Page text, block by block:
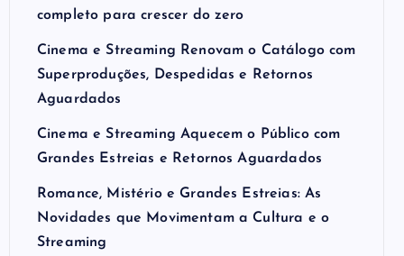
completo para crescer do zero
Cinema e Streaming Renovam o Catálogo com
Superproduções, Despedidas e Retornos
Aguardados
Cinema e Streaming Aquecem o Público com
Grandes Estreias e Retornos Aguardados
Romance, Mistério e Grandes Estreias: As
Novidades que Movimentam a Cultura e o
Streaming